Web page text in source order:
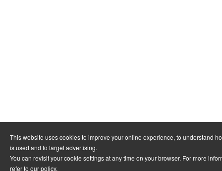
This website uses cookies to improve your online experience, to understand
is used and to target advertising.
You can revisit your cookie settings at any time on your browser. For more
refer to our policy.